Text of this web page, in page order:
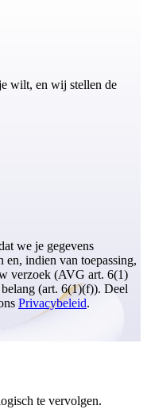
wilt, en wij stellen de
we je gegevens
en, indien van toepassing,
verzoek (AVG art. 6(1)
(art. 6(1)(f)). Deel
Privacybeleid.
te vervolgen.